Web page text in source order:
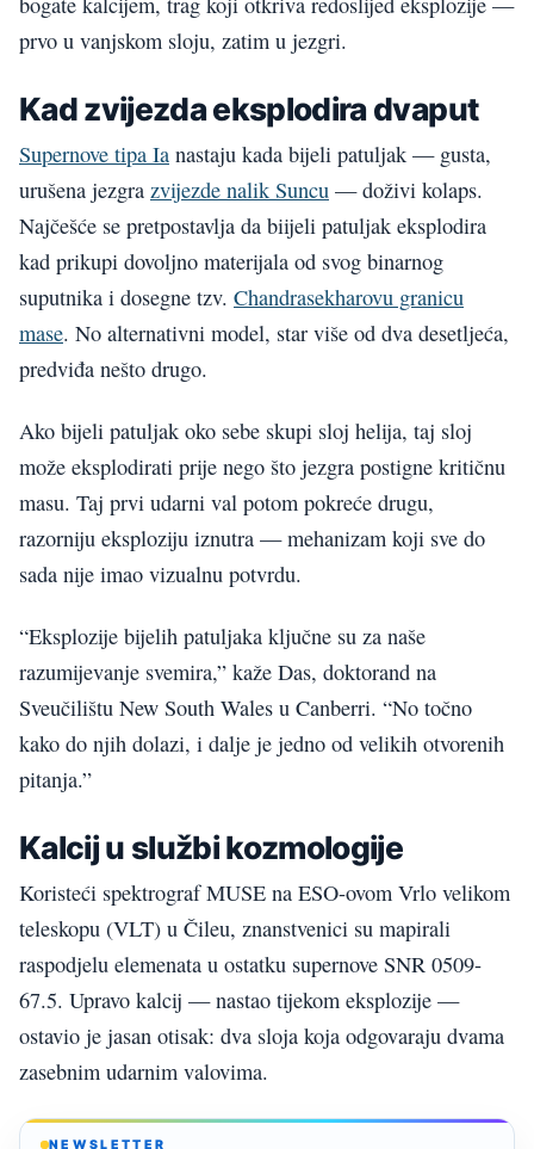
prvo u vanjskom sloju, zatim u jezgri.
Kad zvijezda eksplodira dvaput
Supernove tipa Ia nastaju kada bijeli patuljak — gusta,
urušena jezgra zvijezde nalik Suncu — doživi kolaps.
Najčešće se pretpostavlja da biijeli patuljak eksplodira
kad prikupi dovoljno materijala od svog binarnog
suputnika i dosegne tzv. Chandrasekharovu granicu
mase. No alternativni model, star više od dva desetljeća,
predviđa nešto drugo.
Ako bijeli patuljak oko sebe skupi sloj helija, taj sloj
može eksplodirati prije nego što jezgra postigne kritičnu
masu. Taj prvi udarni val potom pokreće drugu,
razorniju eksploziju iznutra — mehanizam koji sve do
sada nije imao vizualnu potvrdu.
“Eksplozije bijelih patuljaka ključne su za naše
razumijevanje svemira,” kaže Das, doktorand na
Sveučilištu New South Wales u Canberri. “No točno
kako do njih dolazi, i dalje je jedno od velikih otvorenih
pitanja.”
Kalcij u službi kozmologije
Koristeći spektrograf MUSE na ESO-ovom Vrlo velikom
teleskopu (VLT) u Čileu, znanstvenici su mapirali
raspodjelu elemenata u ostatku supernove SNR 0509-
67.5. Upravo kalcij — nastao tijekom eksplozije —
ostavio je jasan otisak: dva sloja koja odgovaraju dvama
zasebnim udarnim valovima.
NEWSLETTER